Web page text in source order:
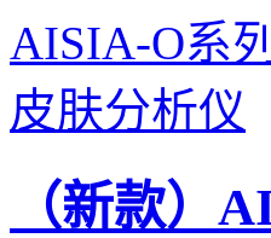
（新款）